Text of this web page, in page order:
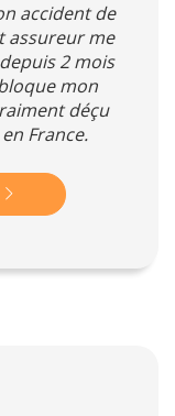
accident de
assureur me
2 mois
mon
déçu
France.